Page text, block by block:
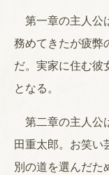
第一章の主人公
務めてきたが疲弊
だ。実家に住む彼
となる。
第二章の主人公
田重太郎。お笑い
別の道を選んだた